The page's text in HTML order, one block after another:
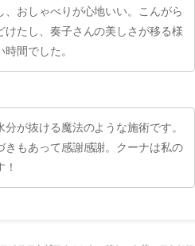
、おしゃべりが心地いい。こんがら
けたし、奏子さんの美しさが移る様
間でした。
分が抜ける魔法のような施術です。
きもあって感謝感謝。クーナは私の